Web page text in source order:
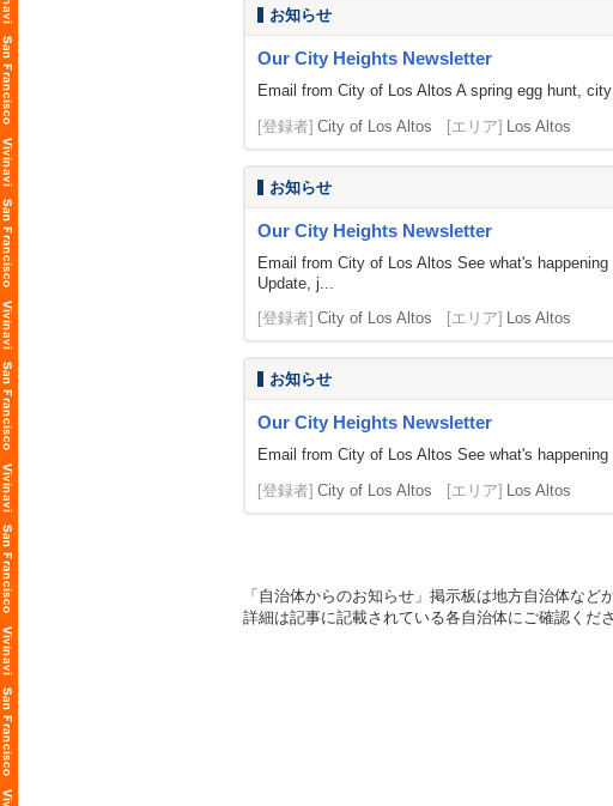
お知らせ
Our City Heights Newsletter
Email from City of Los Altos A spring egg hunt,
[登録者] City of Los Altos [エリア] Los Altos
お知らせ
Our City Heights Newsletter
Email from City of Los Altos See what's
Update, j...
[登録者] City of Los Altos [エリア] Los Altos
お知らせ
Our City Heights Newsletter
Email from City of Los Altos See what's
[登録者] City of Los Altos [エリア] Los Altos
「自治体からのお知らせ」掲示板は地方自治体など
詳細は記事に記載されている各自治体にご確認くださ